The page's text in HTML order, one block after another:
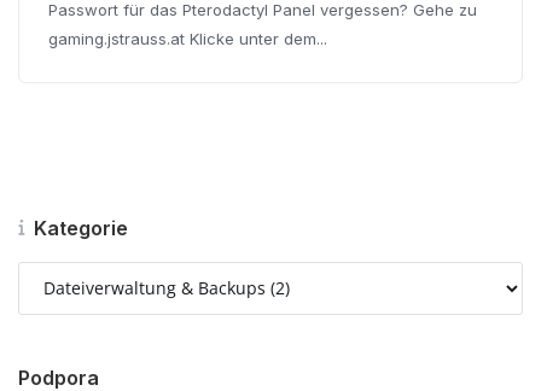
Kategorie
Podpora
Passwort für das Pterodactyl Panel vergessen? Gehe zu
gaming.jstrauss.at Klicke unter dem...